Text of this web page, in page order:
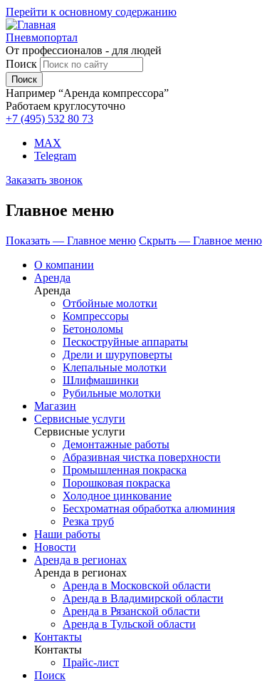
Перейти к основному содержанию
Пневмопортал
От профессионалов - для людей
Поиск
Например “Аренда компрессора”
Работаем круглосуточно
+7 (495) 532 80 73
MAX
Telegram
Заказать звонок
Главное меню
Показать — Главное меню Скрыть — Главное меню
О компании
Аренда
Аренда
Отбойные молотки
Компрессоры
Бетоноломы
Пескоструйные аппараты
Дрели и шуруповерты
Клепальные молотки
Шлифмашинки
Рубильные молотки
Магазин
Сервисные услуги
Сервисные услуги
Демонтажные работы
Абразивная чистка поверхности
Промышленная покраска
Порошковая покраска
Холодное цинкование
Бесхроматная обработка алюминия
Резка труб
Наши работы
Новости
Аренда в регионах
Аренда в регионах
Аренда в Московской области
Аренда в Владимирской области
Аренда в Рязанской области
Аренда в Тульской области
Контакты
Контакты
Прайс-лист
Поиск